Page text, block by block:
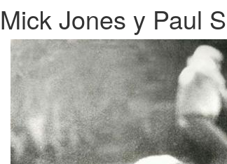
Mick Jones y Paul